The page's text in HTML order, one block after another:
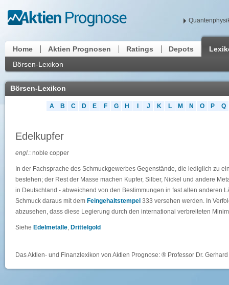
Home Aktien Prognosen Ratings Depots
Börsen-Lexikon
Börsen-Lexikon
A B C D E F G H J K L M N O P Q
Edelkupfer
engl.: noble copper
In der Fachsprache des Schmuckgewerbes Gegenstände, die lediglich zu
bestehen; der Rest der Masse machen Kupfer, Silber, Nickel und andere
in Deutschland - abweichend von den Bestimmungen in fast allen anderen
Schmuck daraus mit dem Feingehaltstempel 333 versehen werden. In
abzusehen, dass diese Legierung durch den international verbreiteten
Siehe Edelmetalle, Drittelgold
Das Aktien- und Finanzlexikon von Aktien Prognose: ® Professor Dr.